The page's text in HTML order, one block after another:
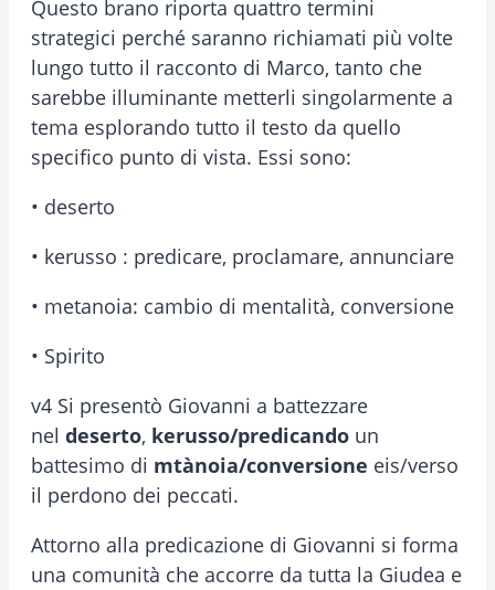
Questo brano riporta quattro termini
strategici perché saranno richiamati più volte
lungo tutto il racconto di Marco, tanto che
sarebbe illuminante metterli singolarmente a
tema esplorando tutto il testo da quello
specifico punto di vista. Essi sono:
• deserto
• kerusso : predicare, proclamare, annunciare
• metanoia: cambio di mentalità, conversione
• Spirito
v4 Si presentò Giovanni a battezzare
nel deserto, kerusso/predicando un
battesimo di mtànoia/conversione eis/verso
il perdono dei peccati.
Attorno alla predicazione di Giovanni si forma
una comunità che accorre da tutta la Giudea e